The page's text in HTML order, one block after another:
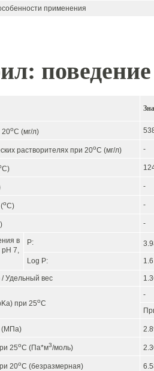
применения
20oC (мг/л)
растворителях при 20oC (мг/л) -
C)
-
oC) -
-
в
pH 7,
P:
Log P: 1.6
/ Удельный вес
при 25oC
-
(МПа)
25oC (Па*м3/моль)
20oC (безразмерная)